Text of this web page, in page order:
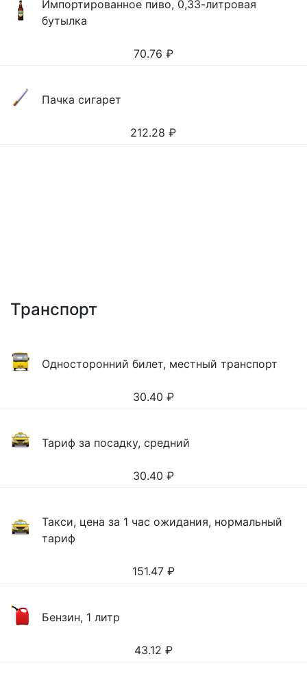
Импортированное пиво, 0,33-литровая
бутылка
70.76 ₽
Пачка сигарет
212.28 ₽
Транспорт
Односторонний билет, местный транспорт
30.40 ₽
Тариф за посадку, средний
30.40 ₽
Такси, цена за 1 час ожидания, нормальный
тариф
151.47 ₽
Бензин, 1 литр
43.12 ₽